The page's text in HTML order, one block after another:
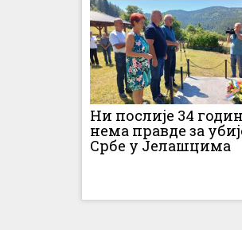
Ни послије 34
нема правде за
Србе у Јелашцима